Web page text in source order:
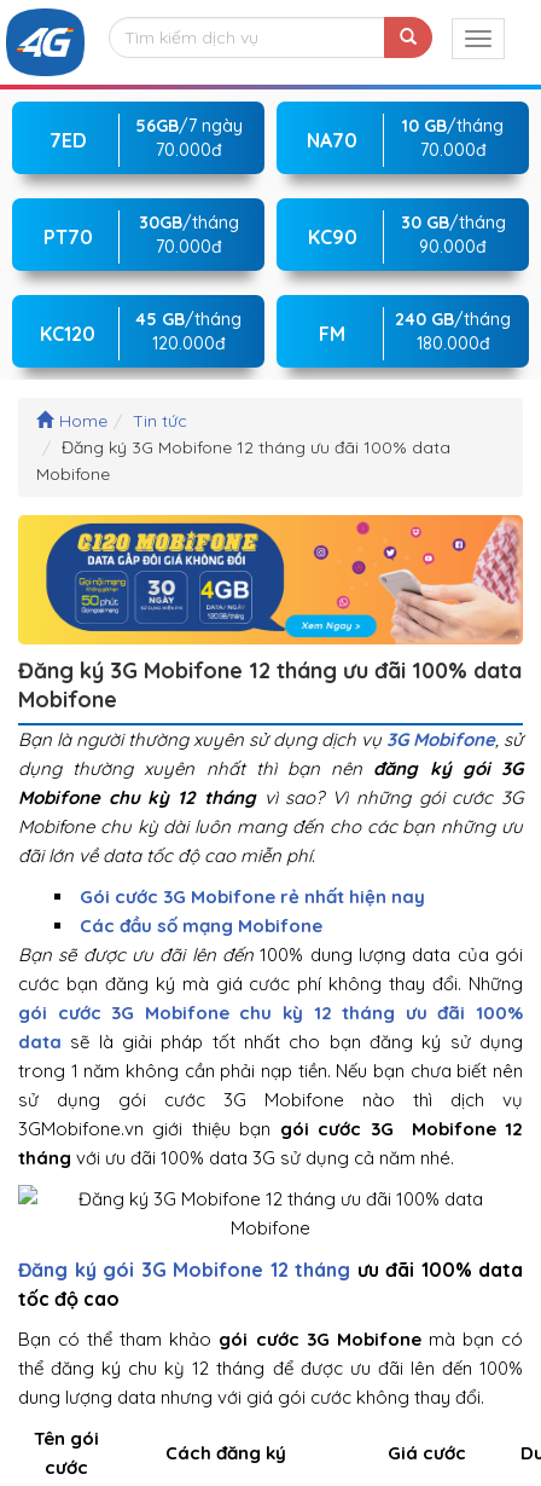
7ED
56GB/7 ngày
70.000đ
NA70
10 GB/tháng
70.000đ
PT70
30GB/tháng
70.000đ
KC90
30 GB/tháng
90.000đ
KC120
45 GB/tháng
120.000đ
FM
240 GB/tháng
180.000đ
Home
Tin tức
Đăng ký 3G Mobifone 12 tháng ưu đãi 100% data
Mobifone
Đăng ký 3G Mobifone 12 tháng ưu đãi 100% data
Mobifone
Bạn là người thường xuyên sử dụng dịch vụ 3G Mobifone, sử
dụng thường xuyên nhất thì bạn nên đăng ký gói 3G
Mobifone chu kỳ 12 thángvì sao? Vì những gói cước 3G
Mobifone chu kỳ dài luôn mang đến cho các bạn những ưu
đãi lớn về data tốc độ cao miễn phí.
Gói cước 3G Mobifone rẻ nhất hiện nay
Các đầu số mạng Mobifone
Bạn sẽ được ưu đãi lên đến100% dung lượng data của gói
cước bạn đăng ký mà giá cước phí không thay đổi. Những
gói cước 3G Mobifone chu kỳ 12 tháng ưu đãi 100%
data sẽ là giải pháp tốt nhất cho bạn đăng ký sử dụng
trong 1 năm không cần phải nạp tiền. Nếu bạn chưa biết nên
sử dụng gói cước 3G Mobifone nào thì dịch vụ
3GMobifone.vn giới thiệu bạn gói cước 3G Mobifone 12
tháng với ưu đãi 100% data 3G sử dụng cả năm nhé.
Đăng ký gói 3G Mobifone 12 tháng ưu đãi 100% data
tốc độ cao
Bạn có thể tham khảo gói cước 3G Mobifonemà bạn có
thể đăng ký chu kỳ 12 tháng để được ưu đãi lên đến 100%
dung lượng data nhưng với giá gói cước không thay đổi.
Tên gói
cước
Cách đăng ký Giá cước